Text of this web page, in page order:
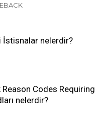
İstisnalar nelerdir?
Codes Requiring
nelerdir?